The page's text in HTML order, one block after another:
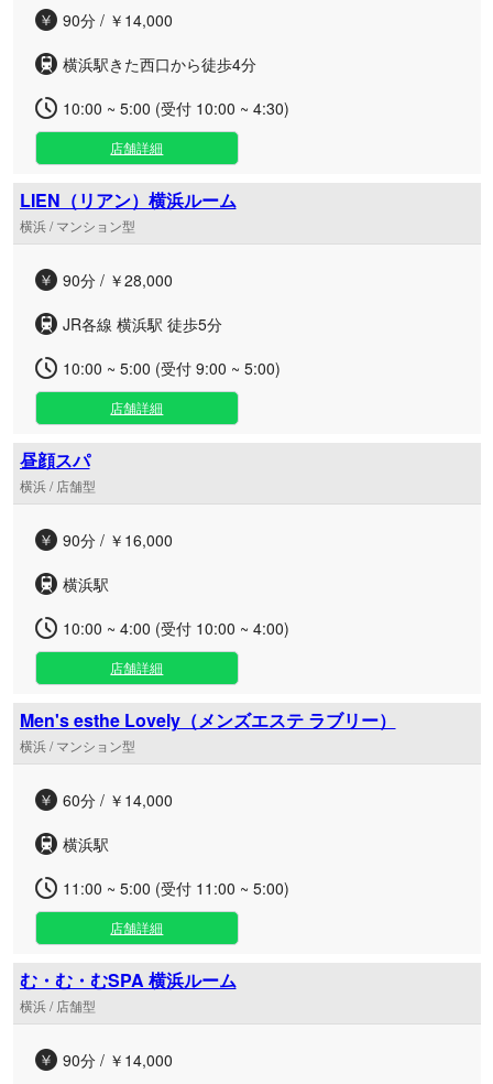
90分 / ￥14,000
横浜駅きた西口から徒歩4分
10:00 ~ 5:00 (受付 10:00 ~ 4:30)
店舗詳細
LIEN（リアン）横浜ルーム
横浜 / マンション型
90分 / ￥28,000
JR各線 横浜駅 徒歩5分
10:00 ~ 5:00 (受付 9:00 ~ 5:00)
店舗詳細
昼顔スパ
横浜 / 店舗型
90分 / ￥16,000
横浜駅
10:00 ~ 4:00 (受付 10:00 ~ 4:00)
店舗詳細
Men's esthe Lovely（メンズエステ ラブリー）
横浜 / マンション型
60分 / ￥14,000
横浜駅
11:00 ~ 5:00 (受付 11:00 ~ 5:00)
店舗詳細
む・む・むSPA 横浜ルーム
横浜 / 店舗型
90分 / ￥14,000